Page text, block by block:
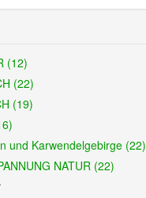
(12)
(22)
(19)
und Karwendelgebirge (22)
NATUR (22)